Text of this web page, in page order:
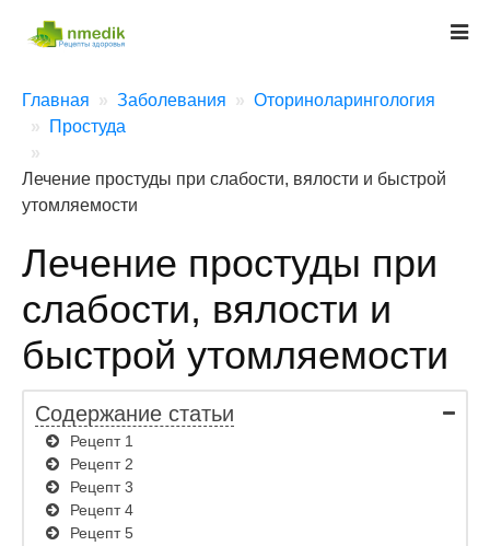
Главная Заболевания
Оториноларингология
Простуда
Лечение простуды при слабости, вялости и быстрой
утомляемости
Лечение простуды при
слабости, вялости и
быстрой утомляемости
Содержание статьи
Рецепт 1
Рецепт 2
Рецепт 3
Рецепт 4
Рецепт 5